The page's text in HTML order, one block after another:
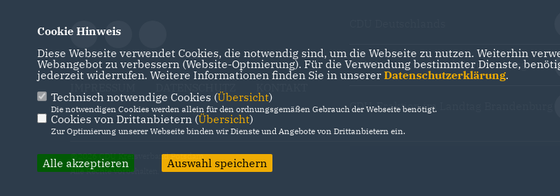
CDU Landesverband Brandenburg
CDU-Fraktion im Landtag Brandenburg
@2026 CDU Kreisverband Potsdam
Alle Rechte vorbehalten.
Cookie Hinweis
Diese Webseite verwendet Cookies, die notwendig sind, um die Webseite zu nutzen. Weiterhin
Webangebot zu verbessern (Website-Optmierung). Für die Verwendung bestimmter Dienste,
jederzeit widerrufen. Weitere Informationen finden Sie in unserer Datenschutzerklärung.
Technisch notwendige Cookies (Übersicht)
Die notwendigen Cookies werden allein für den ordnungsgemäßen Gebrauch der Webseite benötigt.
Cookies von Drittanbietern (Übersicht)
Zur Optimierung unserer Webseite binden wir Dienste und Angebote von Drittanbietern ein.
Alle akzeptieren Auswahl speichern